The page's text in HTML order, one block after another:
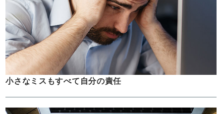
小さなミスもすべて自分の責任